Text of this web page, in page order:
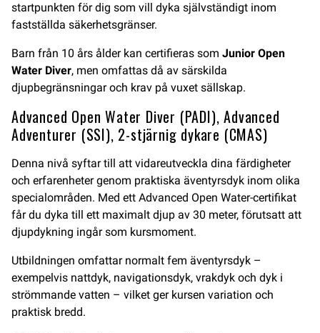
startpunkten för dig som vill dyka självständigt inom
fastställda säkerhetsgränser.
Barn från 10 års ålder kan certifieras som Junior Open
Water Diver, men omfattas då av särskilda
djupbegränsningar och krav på vuxet sällskap.
Advanced Open Water Diver (PADI), Advanced
Adventurer (SSI), 2-stjärnig dykare (CMAS)
Denna nivå syftar till att vidareutveckla dina färdigheter
och erfarenheter genom praktiska äventyrsdyk inom olika
specialområden. Med ett Advanced Open Water-certifikat
får du dyka till ett maximalt djup av 30 meter, förutsatt att
djupdykning ingår som kursmoment.
Utbildningen omfattar normalt fem äventyrsdyk –
exempelvis nattdyk, navigationsdyk, vrakdyk och dyk i
strömmande vatten – vilket ger kursen variation och
praktisk bredd.